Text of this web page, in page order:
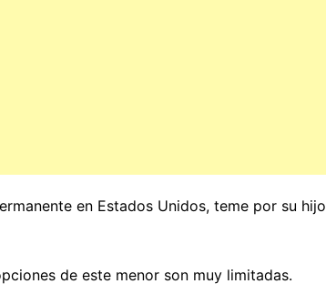
en Estados Unidos, teme por su hijo
de este menor son muy limitadas.